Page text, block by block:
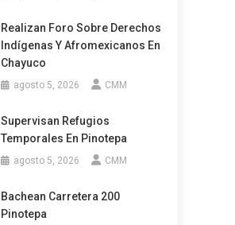
Realizan Foro Sobre Derechos
Indígenas Y Afromexicanos En
Chayuco
agosto 5, 2026 CMM
Supervisan Refugios
Temporales En Pinotepa
agosto 5, 2026 CMM
Bachean Carretera 200
Pinotepa